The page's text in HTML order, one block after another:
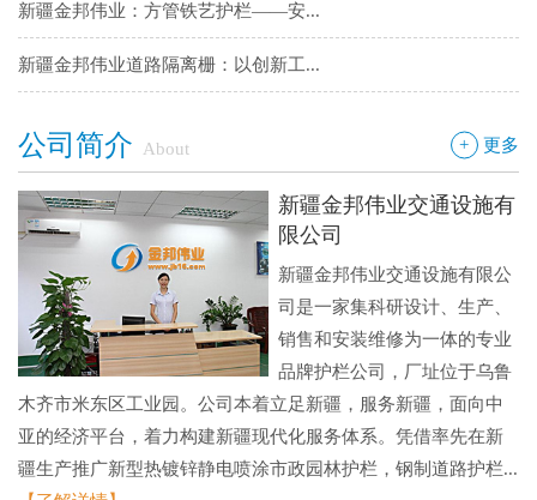
新疆金邦伟业：方管铁艺护栏——安...
新疆金邦伟业道路隔离栅：以创新工...
+
更多
公司简介 About
新疆金邦伟业交通设施有
限公司
新疆金邦伟业交通设施有限公
司是一家集科研设计、生产、
销售和安装维修为一体的专业
品牌护栏公司，厂址位于乌鲁
木齐市米东区工业园。公司本着立足新疆，服务新疆，面向中
亚的经济平台，着力构建新疆现代化服务体系。凭借率先在新
疆生产推广新型热镀锌静电喷涂市政园林护栏，钢制道路护栏...